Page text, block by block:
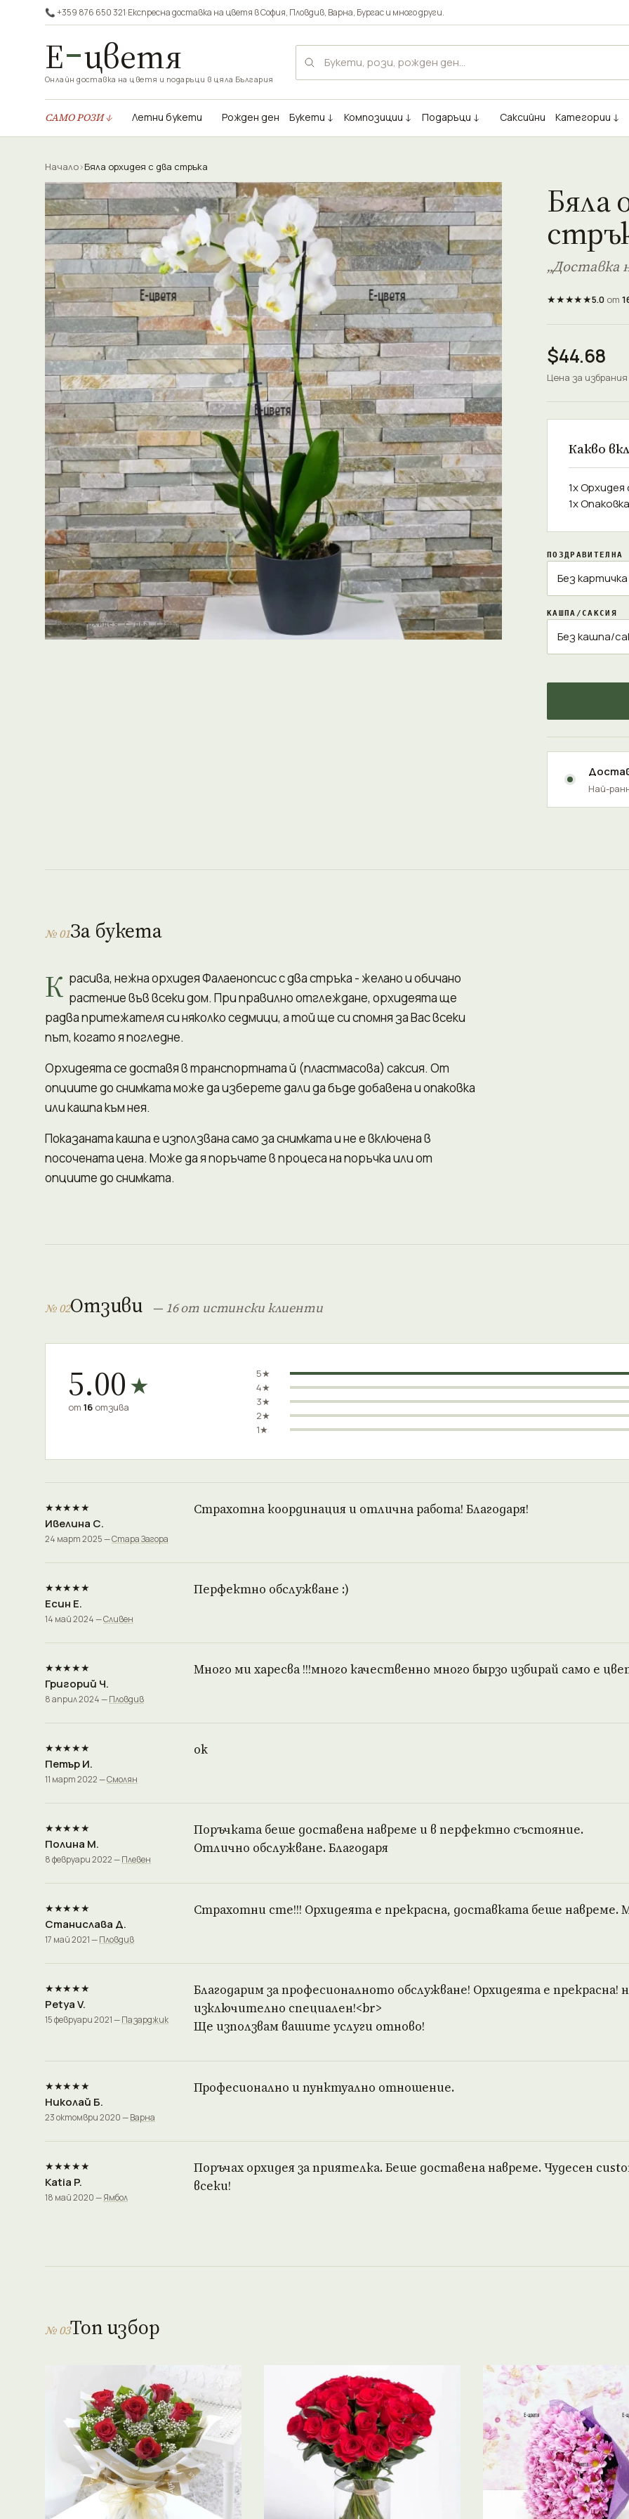
📞 +359 876 650 321·Експресна доставка на цветя вСофия, Пловдив, Варна, Бургаси много други.
Е цветя
Онлайн доставка на цветя и подаръци в цяла България
САМО РОЗИ ↓ Летни букети Рожден ден Букети ↓ Композиции ↓ Подаръци ↓ Саксийни Категории ↓
Начало›Бяла орхидея с два стръка
Бяла орхидея с два стръка
Бяла
„Доставка
★★★★★5.0от
$44.68
Цена за
Какво
1x Орхидея
1x
ПОЗДРАВИТЕЛНА
КАШПА/САКСИЯ
Най-
№ 01За букета
К расива, нежна орхидея Фалаенопсис с два стръка - желано и обичано
растение във всеки дом. При правилно отглеждане, орхидеята ще
радва притежателя си няколко седмици, а той ще си спомня за Вас всеки
път, когато я погледне.
Орхидеята се доставя в транспортната й (пластмасова) саксия. От
опциите до снимката може да изберете дали да бъде добавена и опаковка
или кашпа към нея.
Показаната кашпа е използвана само за снимката и не е включена в
посочената цена. Може да я поръчате в процеса на поръчка или от
опциите до снимката.
№ 02Отзиви — 16 от истински клиенти
5.00★
от 16 отзива
5★
4★
3★
2★
1★
★★★★★
Ивелина С.
24 март 2025 —Стара Загора
Страхотна координация и отлична работа! Благодаря!
★★★★★
Есин Е.
14 май 2024 —Сливен
Перфектно обслужване :)
★★★★★
Григорий Ч.
8 април 2024 —Пловдив
Много ми харесва !!!много качественно много бырзо избирай само е
★★★★★
Петър И.
11 март 2022 —Смолян
ok
★★★★★
Полина М.
8 февруари 2022 —Плевен
Поръчката беше доставена навреме и в перфектно състояние.
Отлично обслужване. Благодаря
★★★★★
Станислава Д.
17 май 2021 —Пловдив
Страхотни сте!!! Орхидеята е прекрасна, доставката беше навреме.
★★★★★
Petya V.
15 февруари 2021 —Пазарджик
Благодарим за професионалното обслужване! Орхидеята е прекрасна!
изключително специален!<br>
Ще използвам вашите услуги отново!
★★★★★
Николай Б.
23 октомври 2020 —Варна
Професионално и пунктуално отношение.
★★★★★
Katia P.
18 май 2020 —Ямбол
Поръчах орхидея за приятелка. Беше доставена навреме. Чудесен
всеки!
№ 03Топ избор